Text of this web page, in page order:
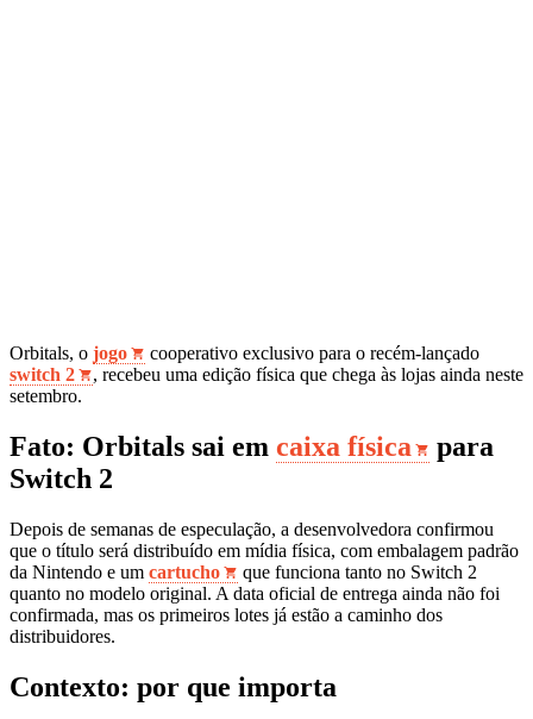
Orbitals, o jogo
cooperativo exclusivo para o recém‑lançado
switch 2
, recebeu uma edição física que chega às lojas ainda neste
setembro.
Fato: Orbitals sai em caixa física
para
Switch 2
Depois de semanas de especulação, a desenvolvedora confirmou
que o título será distribuído em mídia física, com embalagem padrão
da Nintendo e um cartucho
que funciona tanto no Switch 2
quanto no modelo original. A data oficial de entrega ainda não foi
confirmada, mas os primeiros lotes já estão a caminho dos
distribuidores.
Contexto: por que importa